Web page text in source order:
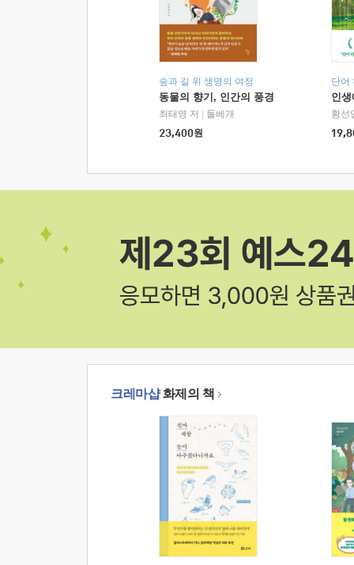
숲과 길 위 생명의 여정
동물의 향기, 인간의 풍경
최태영 저
돌베개
23,400원
단어
인
황선
크레마샵화제의 책